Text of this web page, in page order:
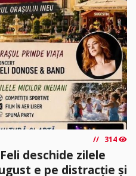
314
deschide zilele
e pe distracție și